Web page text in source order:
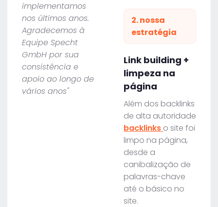
implementamos
nos últimos anos.
Agradecemos à
Equipe Specht
GmbH por sua
consistência e
apoio ao longo de
vários anos"
2. nossa
estratégia
Link building +
limpeza na
página
Além dos backlinks
de alta autoridade
backlinks o site foi
limpo na página,
desde a
canibalização de
palavras-chave
até o básico no
site.